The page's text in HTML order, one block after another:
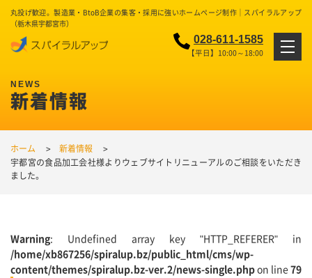
丸投げ歓迎。製造業・BtoB企業の集客・採用に強いホームページ制作｜スパイラルアップ
（栃木県宇都宮市）
028-611-1585
【平日】10:00～18:00
新着情報
ホーム
新着情報
宇都宮の食品加工会社様よりウェブサイトリニューアルのご相談をいただき
ました。
Warning: Undefined array key "HTTP_REFERER" in
/home/xb867256/spiralup.bz/public_html/cms/wp-
content/themes/spiralup.bz-ver.2/news-single.phpon line79